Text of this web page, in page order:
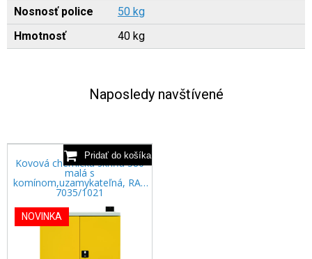
Nosnosť police
50 kg
Hmotnosť
40 kg
Naposledy navštívené
Kovová chemická skriňa 380
malá s
komínom,uzamykateľná, RAL
7035/1021
NOVINKA